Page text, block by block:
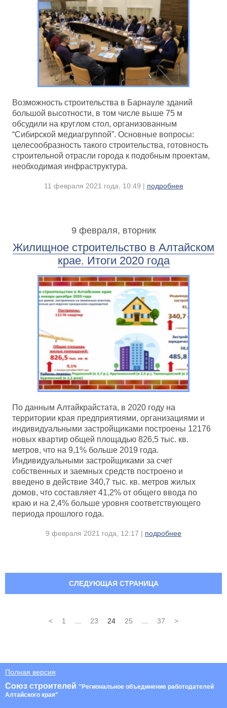
Возможность строительства в Барнауле зданий
большой высотности, в том числе выше 75 м
обсудили на круглом стол, организованным
“Сибирской медиагруппой”. Основные вопросы:
целесообразность такого строительства, готовность
строительной отрасли города к подобным проектам,
необходимая инфраструктура.
11 февраля 2021 года, 10:49 | подробнее
9 февраля, вторник
Жилищное строительство в Алтайском
крае. Итоги 2020 года
По данным Алтайкрайстата, в 2020 году на
территории края предприятиями, организациями и
индивидуальными застройщиками построены 12176
новых квартир общей площадью 826,5 тыс. кв.
метров, что на 9,1% больше 2019 года.
Индивидуальными застройщиками за счет
собственных и заемных средств построено и
введено в действие 340,7 тыс. кв. метров жилых
домов, что составляет 41,2% от общего ввода по
краю и на 2,4% больше уровня соответствующего
периода прошлого года.
9 февраля 2021 года, 12:17 | подробнее
СЛЕДУЮЩАЯ СТРАНИЦА
< 1 23 24 25 37 >
Полная версия
Союз строителей "Региональное объединение работодателей
Алтайского края"